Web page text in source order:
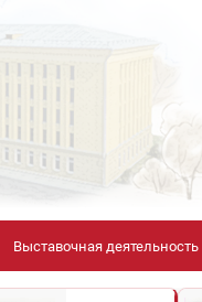
Выставочная деятельность